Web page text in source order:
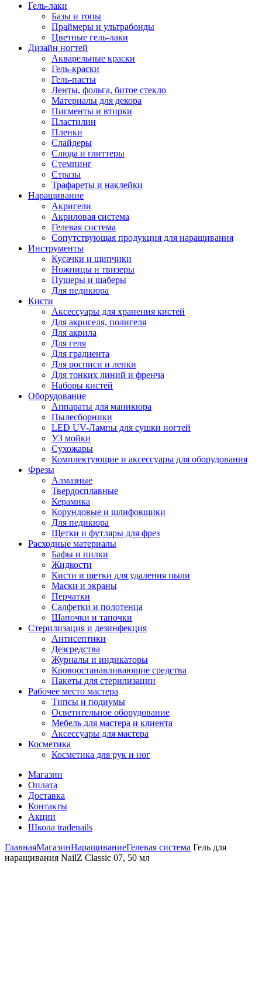
Гель-лаки
Базы и топы
Праймеры и ультрабонды
Цветные гель-лаки
Дизайн ногтей
Акварельные краски
Гель-краски
Гель-пасты
Ленты, фольга, битое стекло
Материалы для декора
Пигменты и втирки
Пластилин
Пленки
Слайдеры
Слюда и глиттеры
Стемпинг
Стразы
Трафареты и наклейки
Наращивание
Акригели
Акриловая система
Гелевая система
Сопутствующая продукция для наращивания
Инструменты
Кусачки и щипчики
Ножницы и твизеры
Пушеры и шаберы
Для педикюра
Кисти
Аксессуары для хранения кистей
Для акригеля, полигеля
Для акрила
Для геля
Для градиента
Для росписи и лепки
Для тонких линий и френча
Наборы кистей
Оборудование
Аппараты для маникюра
Пылесборники
LED UV-Лампы для сушки ногтей
УЗ мойки
Сухожары
Комплектующие и аксессуары для оборудования
Фрезы
Алмазные
Твердосплавные
Керамика
Корундовые и шлифовщики
Для педикюра
Щетки и футляры для фрез
Расходные материалы
Бафы и пилки
Жидкости
Кисти и щетки для удаления пыли
Маски и экраны
Перчатки
Салфетки и полотенца
Шапочки и тапочки
Стерилизация и дезинфекция
Антисептики
Дезсредства
Журналы и индикаторы
Кровоостанавливающие средства
Пакеты для стерилизации
Рабочее место мастера
Типсы и подиумы
Осветительное оборудование
Мебель для мастера и клиента
Аксессуары для мастера
Косметика
Косметика для рук и ног
Магазин
Оплата
Доставка
Контакты
Акции
Школа tradenails
ГлавнаяМагазинНаращиваниеГелевая система Гель для
наращивания NailZ Classic 07, 50 мл